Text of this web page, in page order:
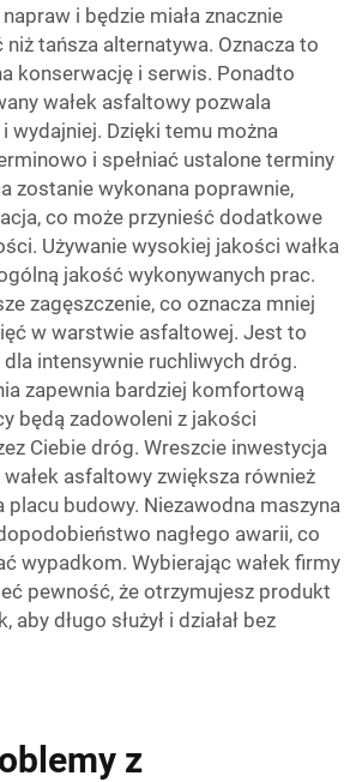
i będzie miała znacznie
niż tańsza alternatywa. Oznacza to
konserwację i serwis. Ponadto
wałek asfaltowy pozwala
wydajniej. Dzięki temu można
i spełniać ustalone terminy
zostanie wykonana poprawnie,
co może przynieść dodatkowe
Używanie wysokiej jakości wałka
jakość wykonywanych prac.
zagęszczenie, co oznacza mniej
w warstwie asfaltowej. Jest to
intensywnie ruchliwych dróg.
zapewnia bardziej komfortową
będą zadowoleni z jakości
Ciebie dróg. Wreszcie inwestycja
asfaltowy zwiększa również
placu budowy. Niezawodna maszyna
nagłego awarii, co
wypadkom. Wybierając wałek firmy
pewność, że otrzymujesz produkt
długo służył i działał bez
z